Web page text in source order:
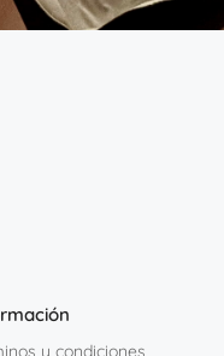
y condiciones